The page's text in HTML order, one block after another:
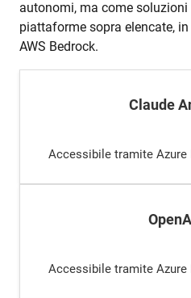
autonomi, ma come
piattaforme sopra elencate,
AWS Bedrock.
Claude
Accessibile tramite Azure
Accessibile tramite Azure